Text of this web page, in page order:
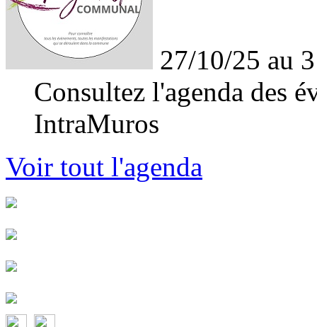
27/10/25 au
Consultez l'agenda des
IntraMuros
Voir tout l'agenda